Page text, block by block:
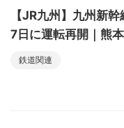
【JR九州】九州新
7日に運転再開｜熊
鉄道関連